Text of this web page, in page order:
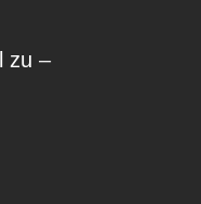
zu –